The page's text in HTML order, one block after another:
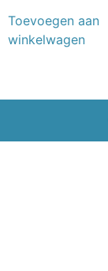
Toevoegen aan
winkelwagen